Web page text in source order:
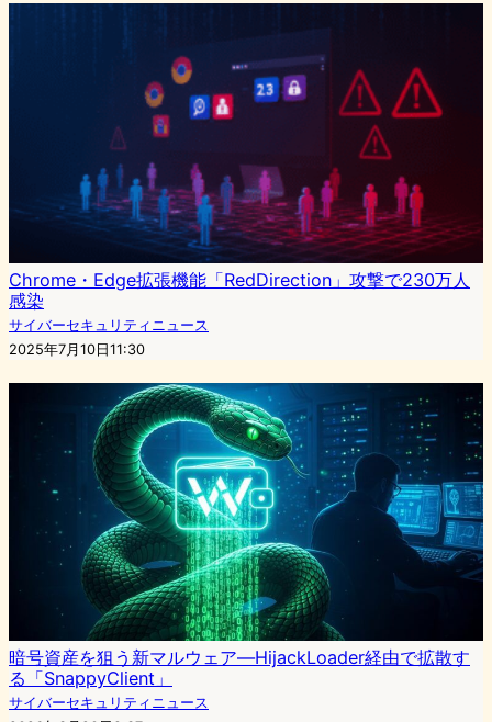
Chrome・Edge拡張機能「RedDirection」攻撃で230万人
感染
サイバーセキュリティニュース
2025年7月10日11:30
暗号資産を狙う新マルウェア―HijackLoader経由で拡散す
る「SnappyClient」
サイバーセキュリティニュース